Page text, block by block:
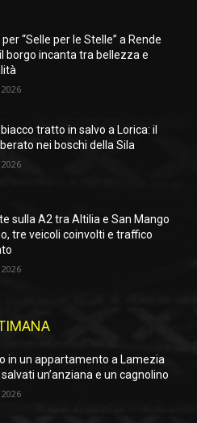
“Selle per le Stelle” a Rende
borgo incanta tra bellezza e
tratto in salvo a Lorica: il
nei boschi della Sila
sulla A2 tra Altilia e San Mango
tre veicoli coinvolti e traffico
in un appartamento a Lamezia
un’anziana e un cagnolino